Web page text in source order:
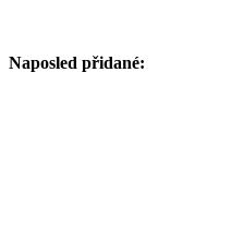
Naposled přidané: